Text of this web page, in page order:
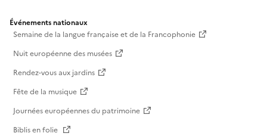
Événements nationaux
Semaine de la langue française et de la Francophonie
Nuit européenne des musées
Rendez-vous aux jardins
Fête de la musique
Journées européennes du patrimoine
Biblis en folie